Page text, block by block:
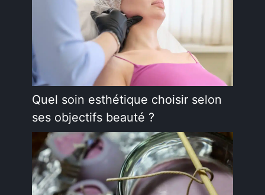
Quel soin esthétique choisir selon
ses objectifs beauté ?